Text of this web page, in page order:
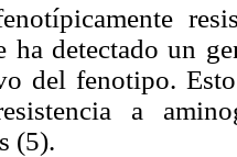
ha detectado un
del fenotipo.
a
(5).